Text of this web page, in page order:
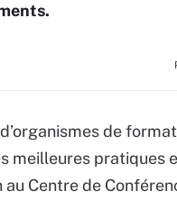
de
meilleures pratiques
au Centre de